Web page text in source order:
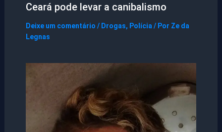
Ceará pode levar a canibalismo
Deixe um comentário / Drogas, Polícia / Por Ze da
Legnas